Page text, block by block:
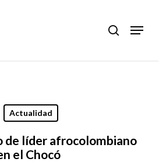
search
Menu
Actualidad
de líder afrocolombiano
el Chocó
Close